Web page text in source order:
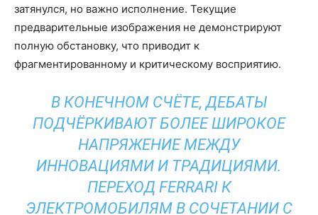
затянулся, но важно исполнение. Текущие
предварительные изображения не демонстрируют
полную обстановку, что приводит к
фрагментированному и критическому восприятию.
В КОНЕЧНОМ СЧЁТЕ, ДЕБАТЫ
ПОДЧЁРКИВАЮТ БОЛЕЕ ШИРОКОЕ
НАПРЯЖЕНИЕ МЕЖДУ
ИННОВАЦИЯМИ И ТРАДИЦИЯМИ.
ПЕРЕХОД FERRARI К
ЭЛЕКТРОМОБИЛЯМ В СОЧЕТАНИИ С